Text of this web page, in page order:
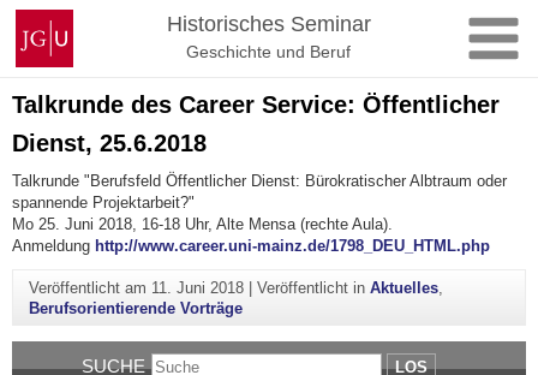
Zum
Inhalt
springen
Johannes
Gutenberg-
Universität
Mainz
Historisches Seminar
Geschichte und Beruf
Talkrunde des Career Service: Öffentlicher
Dienst, 25.6.2018
Talkrunde "Berufsfeld Öffentlicher Dienst: Bürokratischer Albtraum oder
spannende Projektarbeit?"
Mo 25. Juni 2018, 16-18 Uhr, Alte Mensa (rechte Aula).
Anmeldung http://www.career.uni-mainz.de/1798_DEU_HTML.php
Veröffentlicht am 11. Juni 2018| Veröffentlicht in Aktuelles,
Berufsorientierende Vorträge
SUCHE LOS